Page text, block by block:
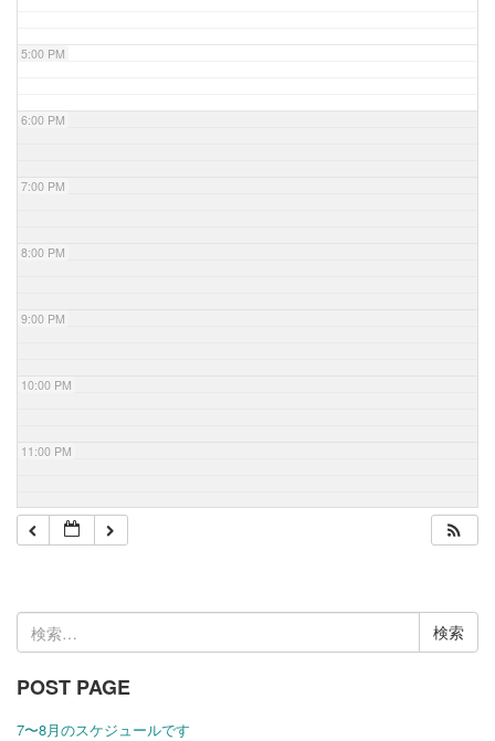
5:00 PM
6:00 PM
7:00 PM
8:00 PM
9:00 PM
10:00 PM
11:00 PM
検
索:
POST PAGE
7〜8月のスケジュールです